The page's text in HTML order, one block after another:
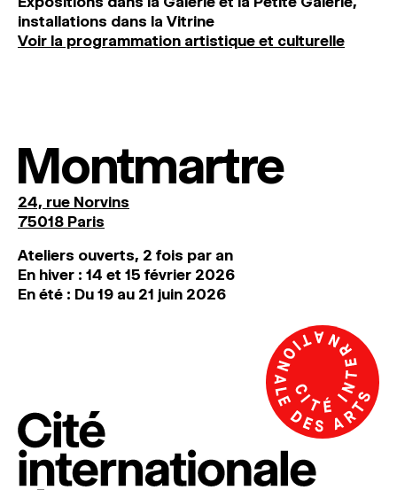
installations dans la Vitrine
Voir la programmation artistique et culturelle
Montmartre
24, rue Norvins
75018 Paris
Ateliers ouverts, 2 fois par an
En hiver : 14 et 15 février 2026
En été : Du 19 au 21 juin 2026